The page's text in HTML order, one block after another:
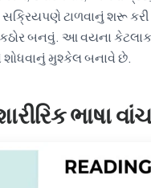
ટાળવાનું શરૂ
બનવું. આ વયના
મુશ્કેલ બનાવે છે.
ભાષા